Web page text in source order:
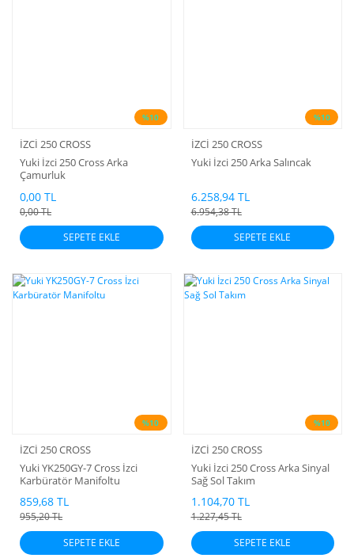
%10
İZCİ 250 CROSS
Yuki İzci 250 Cross Arka
Çamurluk
0,00 TL
0,00 TL
SEPETE EKLE
%10
İZCİ 250 CROSS
Yuki İzci 250 Arka Salıncak
6.258,94 TL
6.954,38 TL
SEPETE EKLE
%10
İZCİ 250 CROSS
Yuki YK250GY-7 Cross İzci
Karbüratör Manifoltu
859,68 TL
955,20 TL
SEPETE EKLE
%10
İZCİ 250 CROSS
Yuki İzci 250 Cross Arka Sinyal
Sağ Sol Takım
1.104,70 TL
1.227,45 TL
SEPETE EKLE